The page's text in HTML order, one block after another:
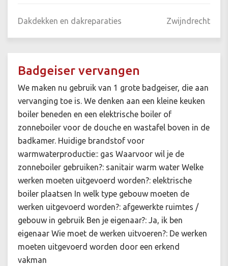
Dakdekken en dakreparaties Zwijndrecht
Badgeiser vervangen
We maken nu gebruik van 1 grote badgeiser, die aan
vervanging toe is. We denken aan een kleine keuken
boiler beneden en een elektrische boiler of
zonneboiler voor de douche en wastafel boven in de
badkamer. Huidige brandstof voor
warmwaterproductie:: gas Waarvoor wil je de
zonneboiler gebruiken?: sanitair warm water Welke
werken moeten uitgevoerd worden?: elektrische
boiler plaatsen In welk type gebouw moeten de
werken uitgevoerd worden?: afgewerkte ruimtes /
gebouw in gebruik Ben je eigenaar?: Ja, ik ben
eigenaar Wie moet de werken uitvoeren?: De werken
moeten uitgevoerd worden door een erkend
vakman